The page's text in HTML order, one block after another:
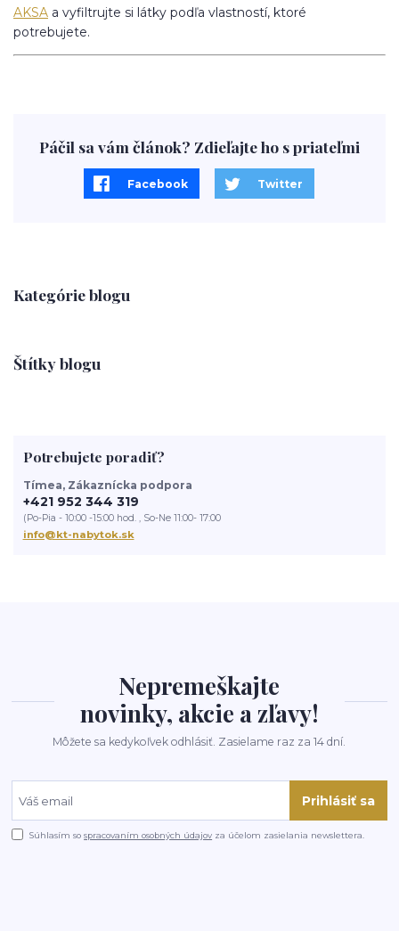
Kategórie blogu
Štítky blogu
Potrebujete poradiť?
Tímea, Zákaznícka podpora
+421 952 344 319
(Po-Pia - 10:00 -15:00 hod. , So-Ne 11:00- 17:00
info@kt-nabytok.sk
AKSA a vyfiltrujte si látky podľa vlastností, ktoré
potrebujete.
Páčil sa vám článok? Zdieľajte ho s priateľmi
Facebook Twitter
Nepremeškajte
novinky, akcie a zľavy!
Môžete sa kedykoľvek odhlásiť. Zasielame raz za 14 dní.
Prihlásiť sa
Súhlasím sospracovaním osobných údajov za účelom zasielania newslettera.